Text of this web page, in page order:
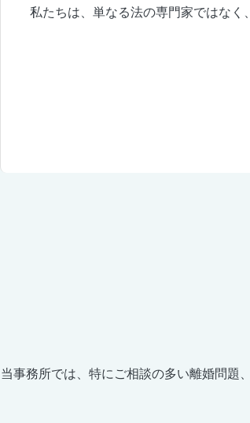
私たちは、単なる法の専門家ではな
当事務所では、特にご相談の多い離婚問題